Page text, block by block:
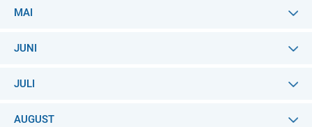
MAI
JUNI
JULI
AUGUST